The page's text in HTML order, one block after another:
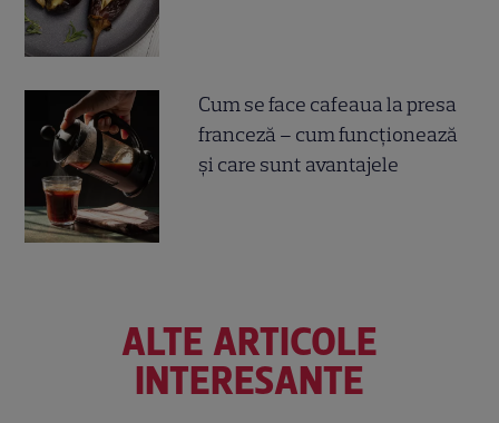
Cum se face cafeaua la presa
franceză – cum funcționează
și care sunt avantajele
ALTE ARTICOLE
INTERESANTE